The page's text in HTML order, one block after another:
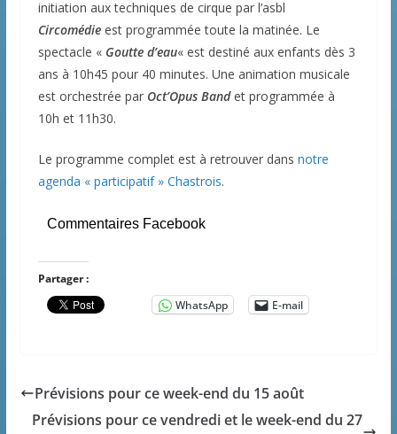
initiation aux techniques de cirque par l’asbl
Circomédieest programmée toute la matinée. Le
spectacle « Goutte d’eau« est destiné aux enfants dès 3
ans à 10h45 pour 40 minutes. Une animation musicale
est orchestrée par Oct’Opus Bandet programmée à
10h et 11h30.
Le programme complet est à retrouver dans notre
agenda « participatif » Chastrois.
Commentaires Facebook
Partager :
WhatsApp
E-mail
Prévisions pour ce week-end du 15 août
Prévisions pour ce vendredi et le week-end du 27